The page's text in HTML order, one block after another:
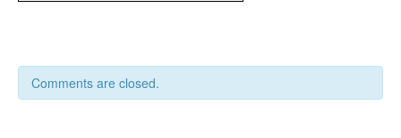
Comments are closed.